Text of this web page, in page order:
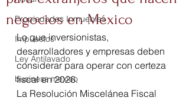
Propiedades Inmuebles
Impuestos
Ley Antilavado
business mexico
negocios en México
Lo que inversionistas,
desarrolladores y empresas deben
considerar para operar con certeza
fiscal en 2026.
La Resolución Miscelánea Fiscal